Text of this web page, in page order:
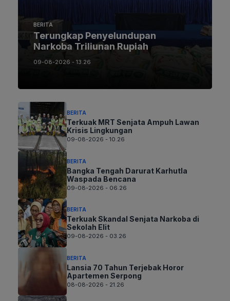
BERITA
Terungkap Penyelundupan
Narkoba Triliunan Rupiah
09-08-2026 - 13.26
BERITA
Terkuak MRT Senjata Ampuh Lawan
Krisis Lingkungan
09-08-2026 - 10.26
BERITA
Bangka Tengah Darurat Karhutla
Waspada Bencana
09-08-2026 - 06.26
BERITA
Terkuak Skandal Senjata Narkoba di
Sekolah Elit
09-08-2026 - 03.26
BERITA
Lansia 70 Tahun Terjebak Horor
Apartemen Serpong
08-08-2026 - 21.26